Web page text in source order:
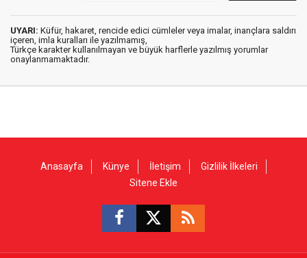
UYARI: Küfür, hakaret, rencide edici cümleler veya imalar, inançlara saldırı
içeren, imla kuralları ile yazılmamış,
Türkçe karakter kullanılmayan ve büyük harflerle yazılmış yorumlar
onaylanmamaktadır.
Anasayfa Künye İletişim
Gizlilik İlkeleri
Sitene Ekle